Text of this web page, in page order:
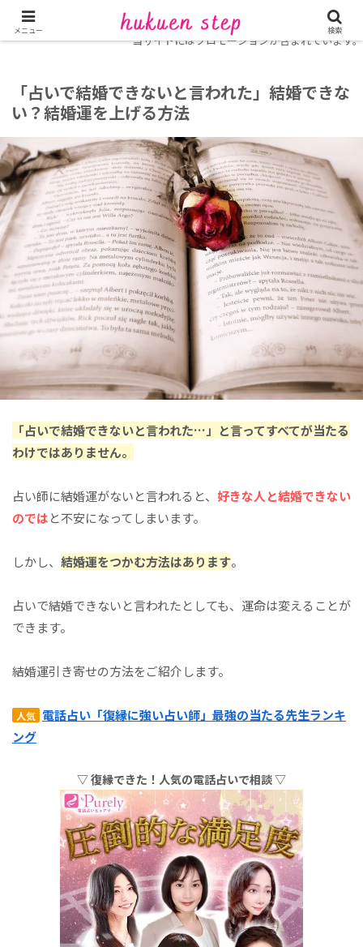
ホーム
復縁コラム
当サイトにはプロモーションが含まれています。
「占いで結婚できないと言われた」結婚できな
い？結婚運を上げる方法
「占いで結婚できないと言われた…」と言ってすべてが当たる
わけではありません。
占い師に結婚運がないと言われると、 好きな人と結婚できない
のではと不安になってしまいます。
しかし、 結婚運をつかむ方法はあります。
占いで結婚できないと言われたとしても、運命は変えることが
できます。
結婚運引き寄せの方法をご紹介します。
人気 電話占い「復縁に強い占い師」最強の当たる先生ランキ
ング
▽ 復縁できた！人気の電話占いで相談 ▽
メニュー 検索